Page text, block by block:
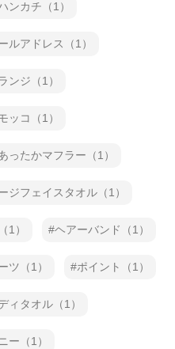
ンカチ（1）
ルアドレス（1）
ンジ（1）
ッコ（1）
ったかマフラー（1）
ジフェイスタオル（1）
1） ヘアーバンド（1）
ツ（1） ポイント（1）
ィタオル（1）
ー（1）